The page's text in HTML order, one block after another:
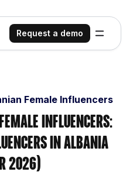
Request a demo
Female Influencers
Influencers:
in Albania
2026)